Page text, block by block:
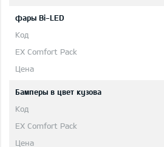
фары Bi-LED
Бамперы в цвет кузова